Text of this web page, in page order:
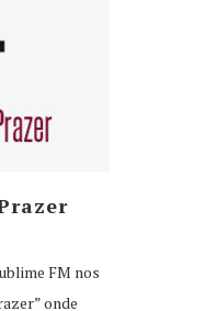
FM nos
onde